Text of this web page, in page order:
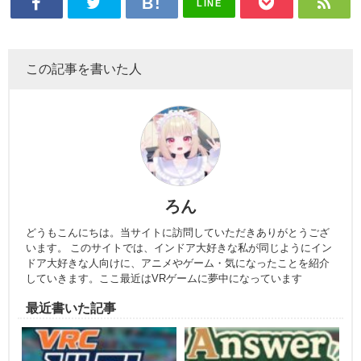
LINE
この記事を書いた人
ろん
どうもこんにちは。当サイトに訪問していただきありがとうござ
います。 このサイトでは、インドア大好きな私が同じようにイン
ドア大好きな人向けに、アニメやゲーム・気になったことを紹介
していきます。ここ最近はVRゲームに夢中になっています
最近書いた記事